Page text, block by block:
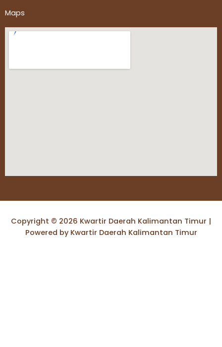
Maps
Copyright © 2026 Kwartir Daerah Kalimantan Timur |
Powered by Kwartir Daerah Kalimantan Timur